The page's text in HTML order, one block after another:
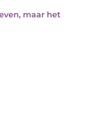
maar het